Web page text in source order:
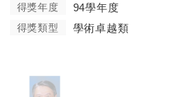
得獎年度 94學年度
得獎類型 學術卓越類